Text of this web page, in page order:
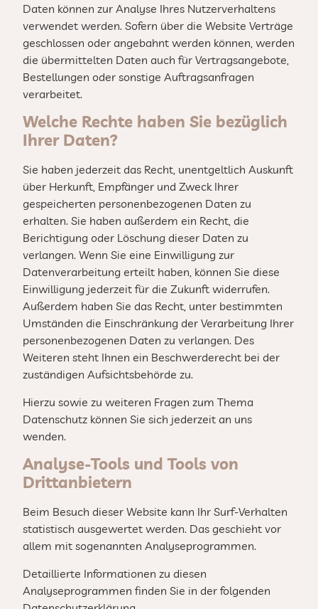
Daten können zur Analyse Ihres Nutzerverhaltens
verwendet werden. Sofern über die Website Verträge
geschlossen oder angebahnt werden können, werden
die übermittelten Daten auch für Vertragsangebote,
Bestellungen oder sonstige Auftragsanfragen
verarbeitet.
Welche Rechte haben Sie bezüglich
Ihrer Daten?
Sie haben jederzeit das Recht, unentgeltlich Auskunft
über Herkunft, Empfänger und Zweck Ihrer
gespeicherten personenbezogenen Daten zu
erhalten. Sie haben außerdem ein Recht, die
Berichtigung oder Löschung dieser Daten zu
verlangen. Wenn Sie eine Einwilligung zur
Datenverarbeitung erteilt haben, können Sie diese
Einwilligung jederzeit für die Zukunft widerrufen.
Außerdem haben Sie das Recht, unter bestimmten
Umständen die Einschränkung der Verarbeitung Ihrer
personenbezogenen Daten zu verlangen. Des
Weiteren steht Ihnen ein Beschwerderecht bei der
zuständigen Aufsichtsbehörde zu.
Hierzu sowie zu weiteren Fragen zum Thema
Datenschutz können Sie sich jederzeit an uns
wenden.
Analyse-Tools und Tools von
Drittanbietern
Beim Besuch dieser Website kann Ihr Surf-Verhalten
statistisch ausgewertet werden. Das geschieht vor
allem mit sogenannten Analyseprogrammen.
Detaillierte Informationen zu diesen
Analyseprogrammen finden Sie in der folgenden